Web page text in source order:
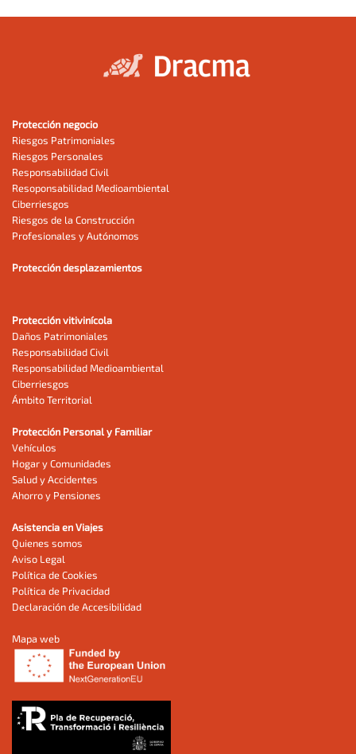
Protección negocio
Riesgos Patrimoniales
Riesgos Personales
Responsabilidad Civil
Resoponsabilidad Medioambiental
Ciberriesgos
Riesgos de la Construcción
Profesionales y Autónomos
Protección desplazamientos
Protección vitivinícola
Daños Patrimoniales
Responsabilidad Civil
Responsabilidad Medioambiental
Ciberriesgos
Ámbito Territorial
Protección Personal y Familiar
Vehículos
Hogar y Comunidades
Salud y Accidentes
Ahorro y Pensiones
Asistencia en Viajes
Quienes somos
Aviso Legal
Política de Cookies
Política de Privacidad
Declaración de Accesibilidad
Mapa web